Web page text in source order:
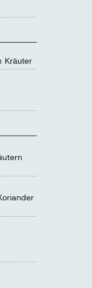
Kräuter